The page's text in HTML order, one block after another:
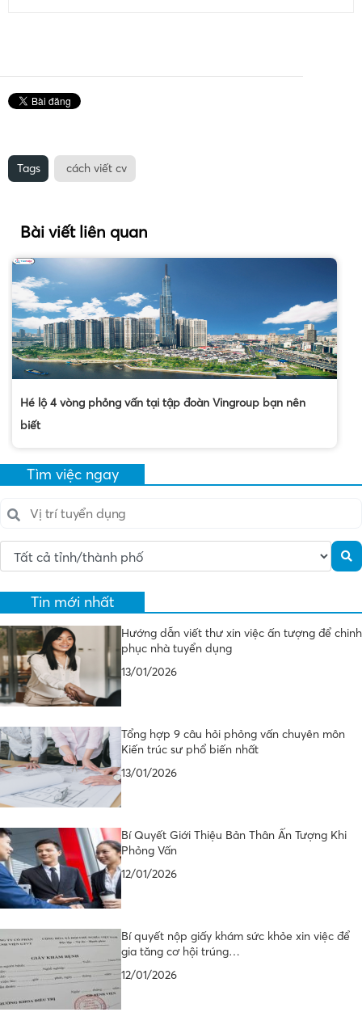
Tags cách viết cv
Bài viết liên quan
Hé lộ 4 vòng phỏng vấn tại tập đoàn Vingroup bạn nên
biết
Tìm việc ngay
Tin mới nhất
Hướng dẫn viết thư xin việc ấn tượng để chinh
phục nhà tuyển dụng
13/01/2026
Tổng hợp 9 câu hỏi phỏng vấn chuyên môn
Kiến trúc sư phổ biến nhất
13/01/2026
Bí Quyết Giới Thiệu Bản Thân Ấn Tượng Khi
Phỏng Vấn
12/01/2026
Bí quyết nộp giấy khám sức khỏe xin việc để
gia tăng cơ hội trúng…
12/01/2026